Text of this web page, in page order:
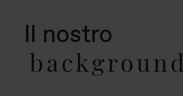
Il nostro
background